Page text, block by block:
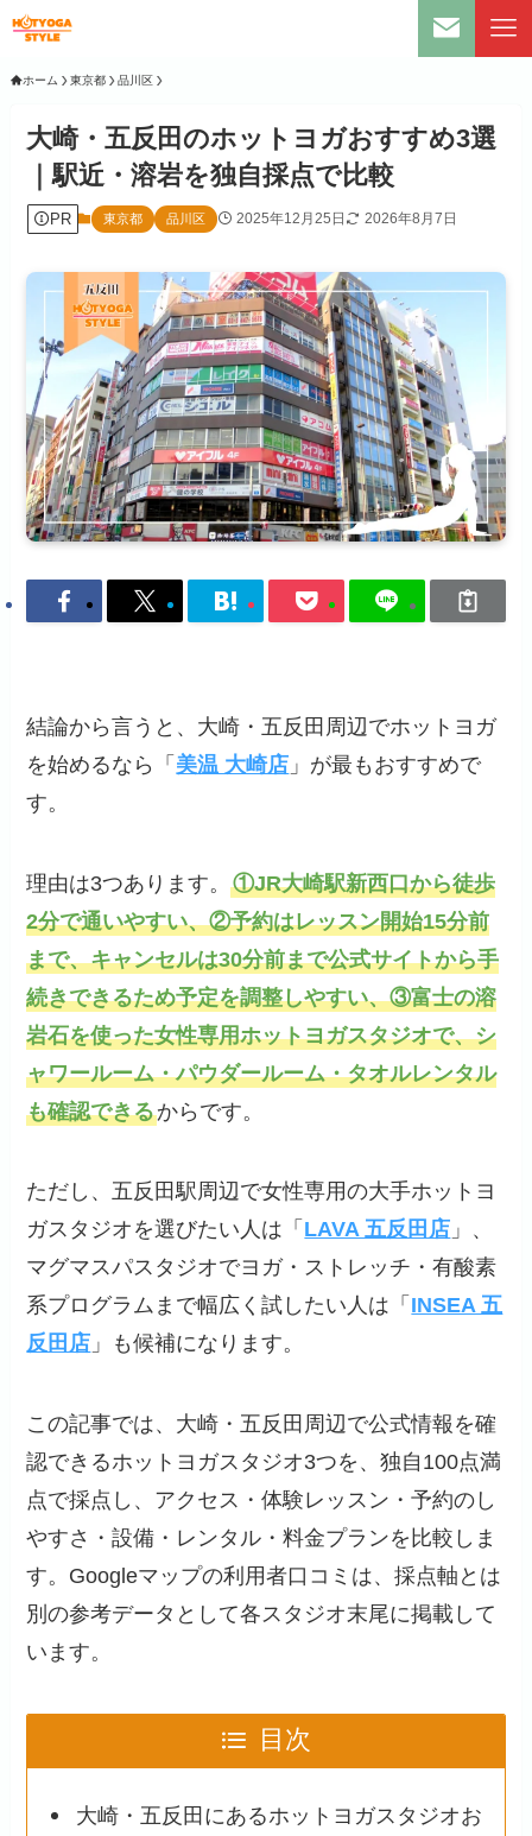
ホーム 東京都 品川区
大崎・五反田のホットヨガおすすめ3選
｜駅近・溶岩を独自採点で比較
PR 東京都 品川区 2025年12月25日 2026年8月7日
結論から言うと、大崎・五反田周辺でホットヨガ
を始めるなら「 美温 大崎店 」が最もおすすめで
す。
理由は3つあります。①JR大崎駅新西口から徒歩
2分で通いやすい、②予約はレッスン開始15分前
まで、キャンセルは30分前まで公式サイトから手
続きできるため予定を調整しやすい、③富士の溶
岩石を使った女性専用ホットヨガスタジオで、シ
ャワールーム・パウダールーム・タオルレンタル
も確認できるからです。
ただし、五反田駅周辺で女性専用の大手ホットヨ
ガスタジオを選びたい人は「 LAVA 五反田店 」、
マグマスパスタジオでヨガ・ストレッチ・有酸素
系プログラムまで幅広く試したい人は「 INSEA 五
反田店 」も候補になります。
この記事では、大崎・五反田周辺で公式情報を確
認できるホットヨガスタジオ3つを、独自100点満
点で採点し、アクセス・体験レッスン・予約のし
やすさ・設備・レンタル・料金プランを比較しま
す。Googleマップの利用者口コミは、採点軸とは
別の参考データとして各スタジオ末尾に掲載して
います。
目次
大崎・五反田にあるホットヨガスタジオお